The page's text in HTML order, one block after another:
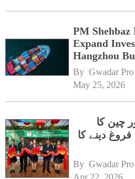
PM Shehbaz
Expand
Hangzhou
By Gwadar Pro
May 25, 2026
چین کا
دینے کا
By Gwadar Pro
Apr 22, 2026